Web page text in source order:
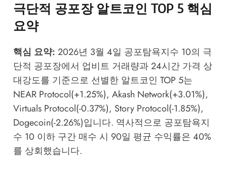
극단적 공포장 알트코인 TOP 5 핵심
요약
핵심 요약: 2026년 3월 4일 공포탐욕지수 10의 극
단적 공포장에서 업비트 거래량과 24시간 가격 상
대강도를 기준으로 선별한 알트코인 TOP 5는
NEAR Protocol(+1.25%), Akash Network(+3.01%),
Virtuals Protocol(-0.37%), Story Protocol(-1.85%),
Dogecoin(-2.26%)입니다. 역사적으로 공포탐욕지
수 10 이하 구간 매수 시 90일 평균 수익률은 40%
를 상회했습니다.